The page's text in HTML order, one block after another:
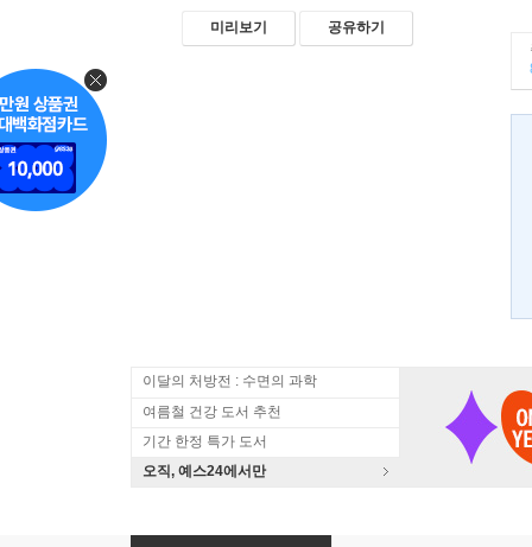
미리보기 공유하기
이달의 처방전 : 수면의 과학
여름철 건강 도서 추천
기간 한정 특가 도서
오직, 예스24에서만